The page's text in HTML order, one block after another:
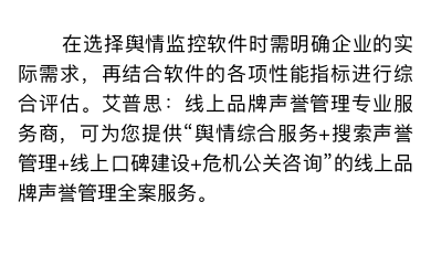
在选择舆情监控软件时需明确企业的实
际需求，再结合软件的各项性能指标进行综
合评估。艾普思：线上品牌声誉管理专业服
务商，可为您提供“舆情综合服务+搜索声誉
管理+线上口碑建设+危机公关咨询”的线上品
牌声誉管理全案服务。